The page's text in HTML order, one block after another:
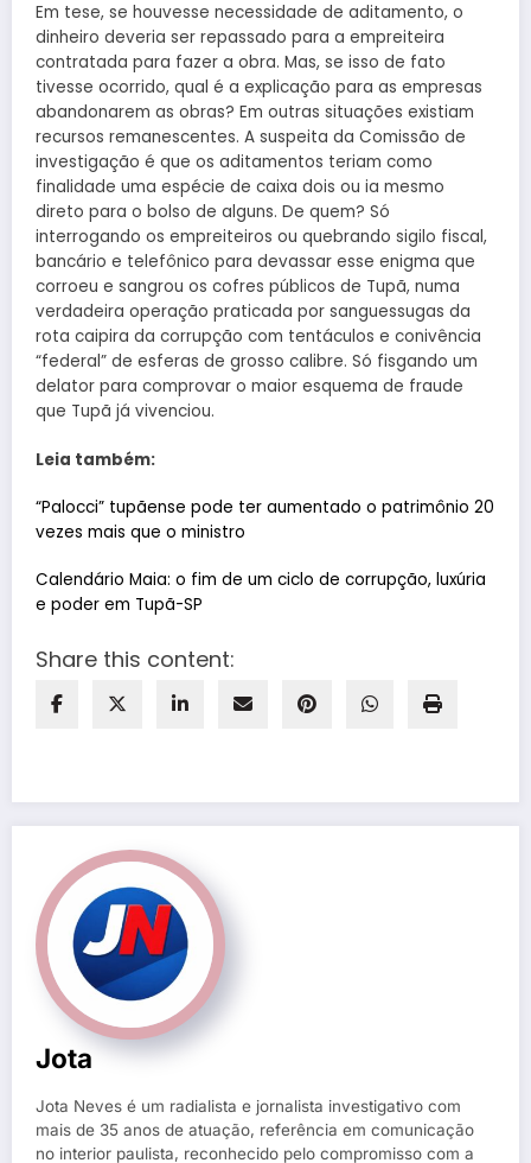
Em tese, se houvesse necessidade de aditamento, o
dinheiro deveria ser repassado para a empreiteira
contratada para fazer a obra. Mas, se isso de fato
tivesse ocorrido, qual é a explicação para as empresas
abandonarem as obras? Em outras situações existiam
recursos remanescentes. A suspeita da Comissão de
investigação é que os aditamentos teriam como
finalidade uma espécie de caixa dois ou ia mesmo
direto para o bolso de alguns. De quem? Só
interrogando os empreiteiros ou quebrando sigilo fiscal,
bancário e telefônico para devassar esse enigma que
corroeu e sangrou os cofres públicos de Tupã, numa
verdadeira operação praticada por sanguessugas da
rota caipira da corrupção com tentáculos e conivência
“federal” de esferas de grosso calibre. Só fisgando um
delator para comprovar o maior esquema de fraude
que Tupã já vivenciou.
Leia também:
“Palocci” tupãense pode ter aumentado o patrimônio 20
vezes mais que o ministro
Calendário Maia: o fim de um ciclo de corrupção, luxúria
e poder em Tupã-SP
Share this content:
Jota
Jota Neves é um radialista e jornalista investigativo com
mais de 35 anos de atuação, referência em comunicação
no interior paulista, reconhecido pelo compromisso com a